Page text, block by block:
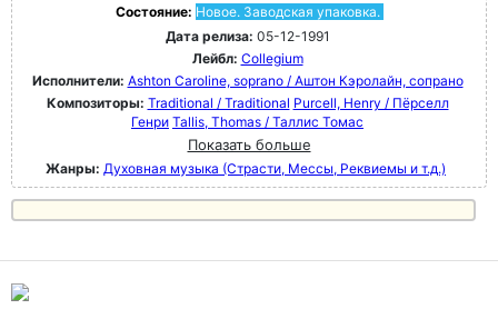
Состояние: Новое. Заводская упаковка.
Дата релиза: 05-12-1991
Лейбл: Collegium
Исполнители: Ashton Caroline, soprano / Аштон Кэролайн, сопрано
Композиторы: Traditional / Traditional Purcell, Henry / Пёрселл
Генри Tallis, Thomas / Таллис Томас
Показать больше
Жанры: Духовная музыка (Страсти, Мессы, Реквиемы и т.д.)